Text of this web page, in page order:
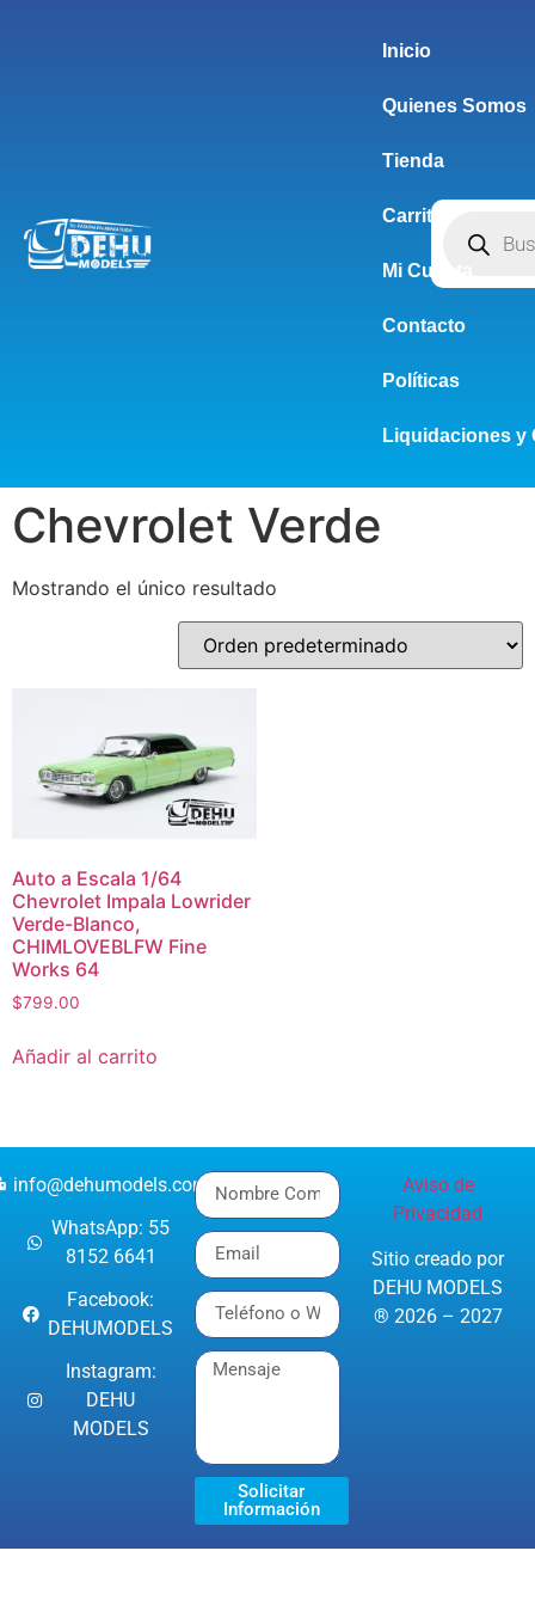
Inicio
Quienes Somos
Tienda
Carrito
Mi Cuenta
Contacto
Políticas
Liquidaciones y
Chevrolet Verde
Mostrando el único resultado
Auto a Escala 1/64
Chevrolet Impala Lowrider
Verde-Blanco,
CHIMLOVEBLFW Fine
Works 64
$799.00
Añadir al carrito
info@dehumodels.com
WhatsApp: 55
8152 6641
Facebook:
DEHUMODELS
Instagram:
DEHU
MODELS
Solicitar
Información
Aviso de
Privacidad
Sitio creado por
DEHU MODELS
® 2026 – 2027